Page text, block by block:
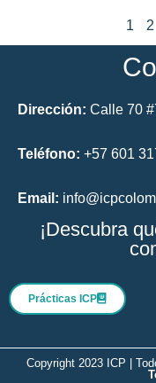
1 2
Dirección: Calle 70
Teléfono: +57 601
Email:
¡Descubra
Prácticas ICP
Copyright 2023 ICP |